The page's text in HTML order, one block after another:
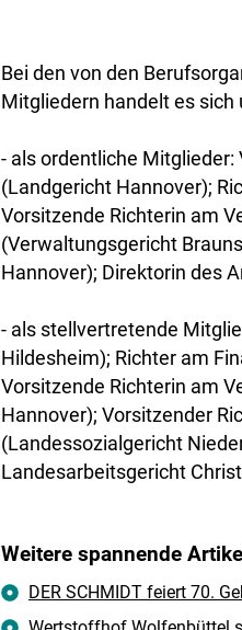
Bei den von den
Mitgliedern handelt es sich
- als ordentliche
(Landgericht Hannover);
Vorsitzende Richterin am
(Verwaltungsgericht
Hannover); Direktorin des
- als stellvertretende
Hildesheim); Richter am
Vorsitzende Richterin am
Hannover); Vorsitzender
(Landessozialgericht
Landesarbeitsgericht
Weitere spannende
DER SCHMIDT feiert 70.